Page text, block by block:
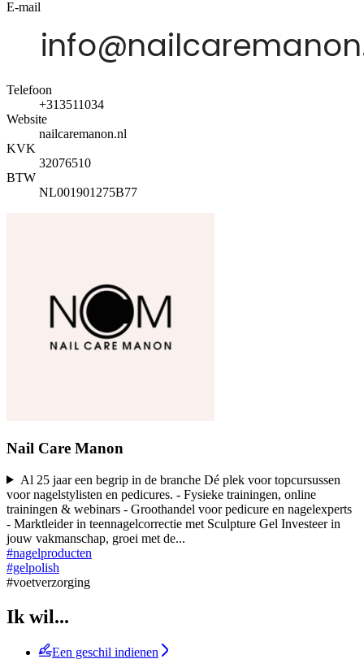
E-mail
Telefoon
+313511034
Website
nailcaremanon.nl
KVK
32076510
BTW
NL001901275B77
Nail Care Manon
Al 25 jaar een begrip in de branche Dé plek voor topcursussen
voor nagelstylisten en pedicures. - Fysieke trainingen, online
trainingen & webinars - Groothandel voor pedicure en nagelexperts
- Marktleider in teennagelcorrectie met Sculpture Gel Investeer in
jouw vakmanschap, groei met de...
#nagelproducten
#gelpolish
#voetverzorging
Ik wil...
Een geschil indienen